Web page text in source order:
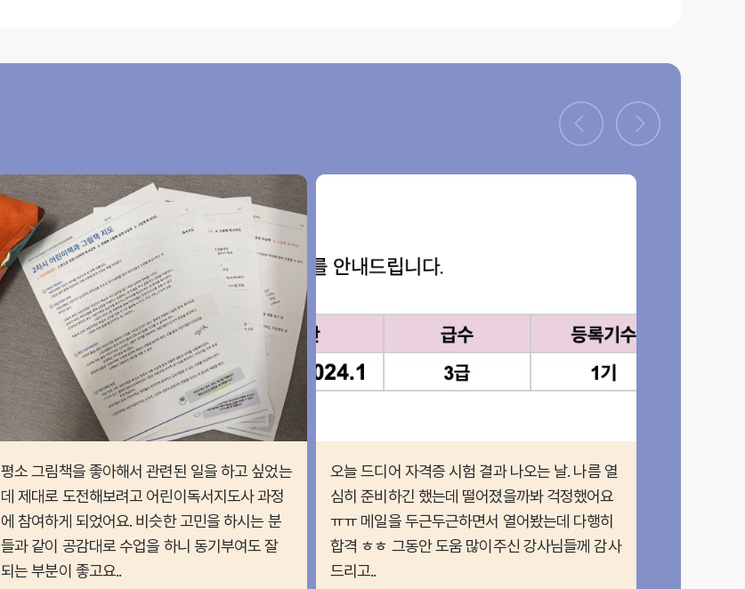
평소 그림책을 좋아해서 관련된 일을 하고 싶었는
데 제대로 도전해보려고 어린이독서지도사 과정
에 참여하게 되었어요. 비슷한 고민을 하시는 분
들과 같이 공감대로 수업을 하니 동기부여도 잘
되는 부분이 좋고요..
오늘 드디어 자격증 시험 결과 나오는 날. 나름 열
심히 준비하긴 했는데 떨어졌을까봐 걱정했어요
ㅠㅠ 메일을 두근두근하면서 열어봤는데 다행히
합격 ㅎㅎ 그동안 도움 많이주신 강사님들께 감사
드리고..